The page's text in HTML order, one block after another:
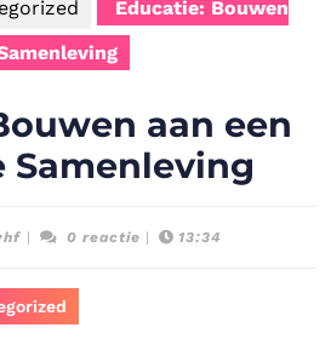
Educatie: Bouwen
aan een
Samenleving
on2vhf0 reactie 13:34